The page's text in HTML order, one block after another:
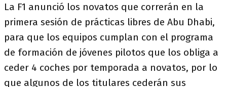
La F1 anunció los novatos que correrán en la
primera sesión de prácticas libres de Abu Dhabi,
para que los equipos cumplan con el programa
de formación de jóvenes pilotos que los obliga a
ceder 4 coches por temporada a novatos, por lo
que algunos de los titulares cederán sus